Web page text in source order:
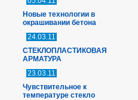
Новые технологии в
окрашивании бетона
24.03.11
СТЕКЛОПЛАСТИКОВАЯ
АРМАТУРА
23.03.11
Чувствительное к
температуре стекло